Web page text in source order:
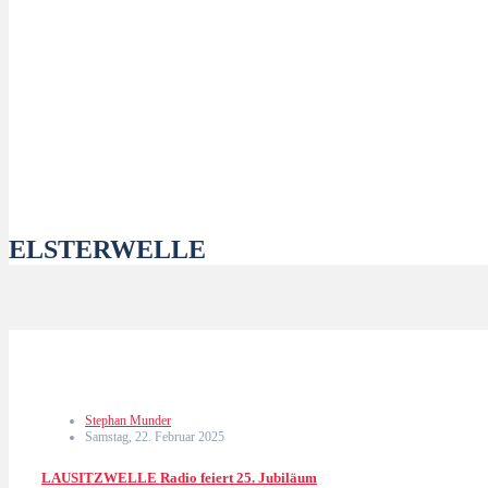
ELSTERWELLE
Stephan Munder
Samstag, 22. Februar 2025
LAUSITZWELLE Radio feiert 25. Jubiläum